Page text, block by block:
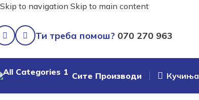
Skip to navigation Skip to main content
Ти треба помош? 070 270 963
Сите Производи Кучиња